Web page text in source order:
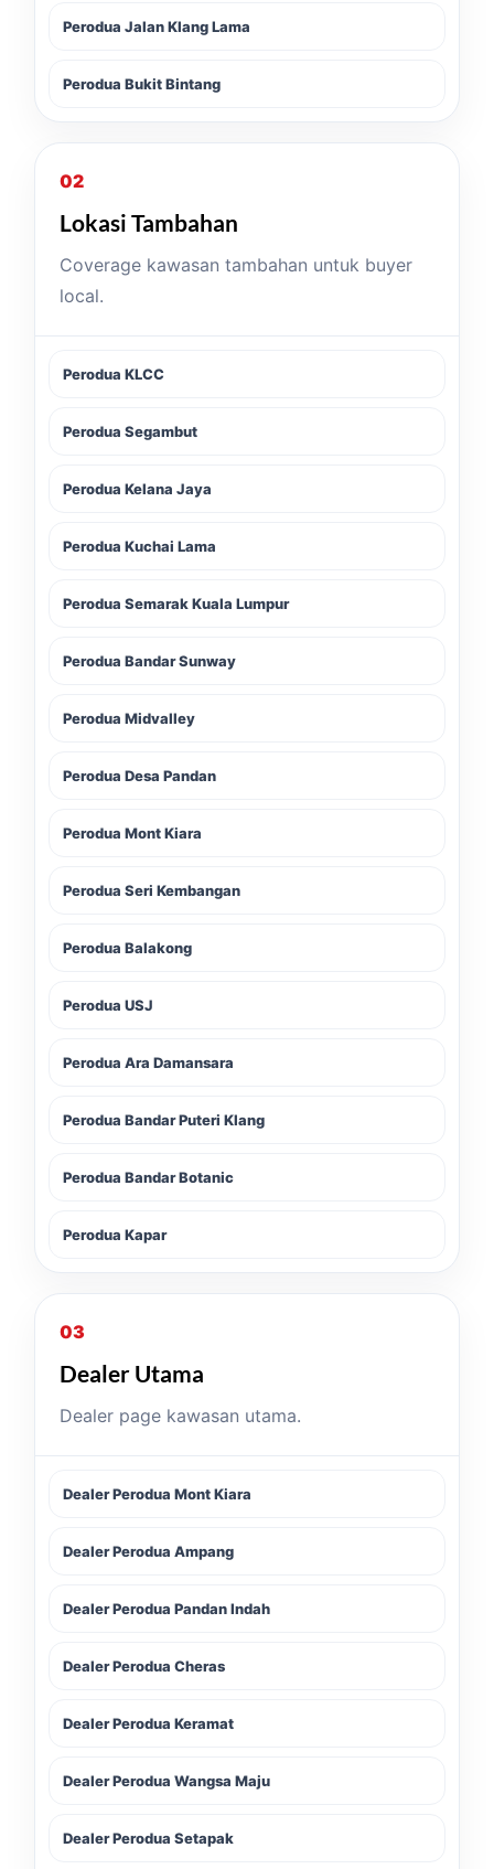
Perodua Jalan Klang Lama
Perodua Bukit Bintang
02
Lokasi Tambahan
Coverage kawasan tambahan untuk buyer
local.
Perodua KLCC
Perodua Segambut
Perodua Kelana Jaya
Perodua Kuchai Lama
Perodua Semarak Kuala Lumpur
Perodua Bandar Sunway
Perodua Midvalley
Perodua Desa Pandan
Perodua Mont Kiara
Perodua Seri Kembangan
Perodua Balakong
Perodua USJ
Perodua Ara Damansara
Perodua Bandar Puteri Klang
Perodua Bandar Botanic
Perodua Kapar
03
Dealer Utama
Dealer page kawasan utama.
Dealer Perodua Mont Kiara
Dealer Perodua Ampang
Dealer Perodua Pandan Indah
Dealer Perodua Cheras
Dealer Perodua Keramat
Dealer Perodua Wangsa Maju
Dealer Perodua Setapak